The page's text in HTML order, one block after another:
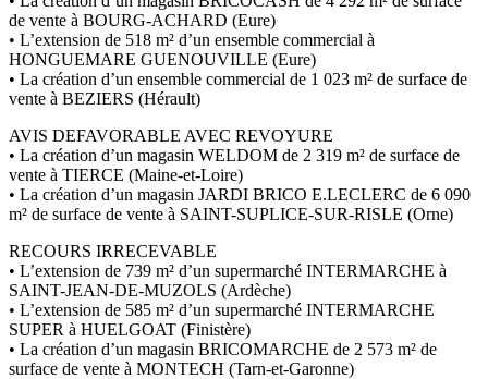
de vente à BOURG-ACHARD (Eure)
• L’extension de 518 m² d’un ensemble commercial à
HONGUEMARE GUENOUVILLE (Eure)
• La création d’un ensemble commercial de 1 023 m² de surface de
vente à BEZIERS (Hérault)
AVIS DEFAVORABLE AVEC REVOYURE
• La création d’un magasin WELDOM de 2 319 m² de surface de
vente à TIERCE (Maine-et-Loire)
• La création d’un magasin JARDI BRICO E.LECLERC de 6 090
m² de surface de vente à SAINT-SUPLICE-SUR-RISLE (Orne)
RECOURS IRRECEVABLE
• L’extension de 739 m² d’un supermarché INTERMARCHE à
SAINT-JEAN-DE-MUZOLS (Ardèche)
• L’extension de 585 m² d’un supermarché INTERMARCHE
SUPER à HUELGOAT (Finistère)
• La création d’un magasin BRICOMARCHE de 2 573 m² de
surface de vente à MONTECH (Tarn-et-Garonne)